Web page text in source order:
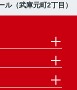
ル（武庫元町2丁目）